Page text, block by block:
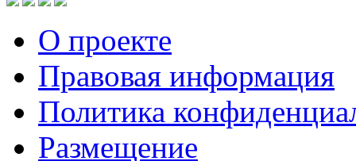
О проекте
Правовая информация
Политика
Размещение